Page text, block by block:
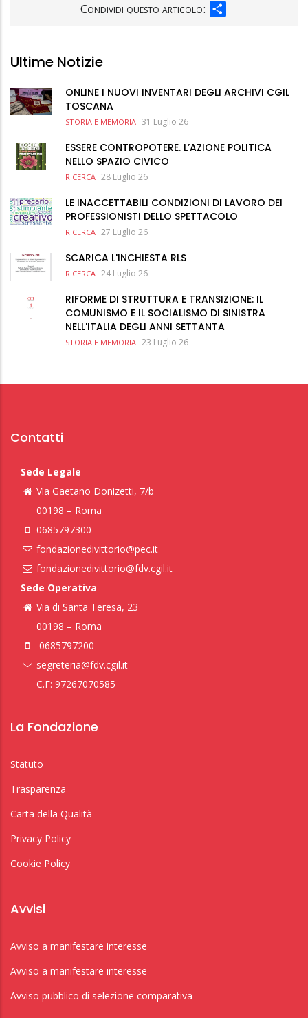
Condividi questo articolo:
Ultime Notizie
ONLINE I NUOVI INVENTARI DEGLI ARCHIVI CGIL
TOSCANA
STORIA E MEMORIA 31 Luglio 26
ESSERE CONTROPOTERE. L’AZIONE POLITICA
NELLO SPAZIO CIVICO
RICERCA 28 Luglio 26
LE INACCETTABILI CONDIZIONI DI LAVORO DEI
PROFESSIONISTI DELLO SPETTACOLO
RICERCA 27 Luglio 26
SCARICA L'INCHIESTA RLS
RICERCA 24 Luglio 26
RIFORME DI STRUTTURA E TRANSIZIONE: IL
COMUNISMO E IL SOCIALISMO DI SINISTRA
NELL'ITALIA DEGLI ANNI SETTANTA
STORIA E MEMORIA 23 Luglio 26
Contatti
Sede Legale
Via Gaetano Donizetti, 7/b
00198 – Roma
0685797300
fondazionedivittorio@pec.it
fondazionedivittorio@fdv.cgil.it
Sede Operativa
Via di Santa Teresa, 23
00198 – Roma
0685797200
segreteria@fdv.cgil.it
C.F: 97267070585
La Fondazione
Statuto
Trasparenza
Carta della Qualità
Privacy Policy
Cookie Policy
Avvisi
Avviso a manifestare interesse
Avviso a manifestare interesse
Avviso pubblico di selezione comparativa